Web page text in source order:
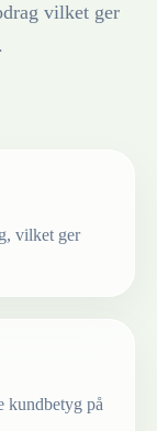
vilket ger
vilket ger
kundbetyg på